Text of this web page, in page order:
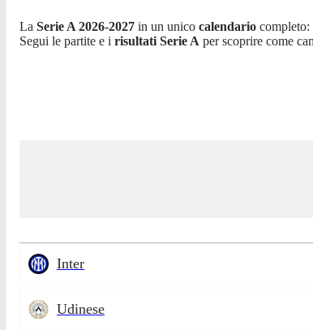
La Serie A 2026-2027 in un unico calendario
Segui le partite e i risultati Serie A per scoprire come
Inter
Udinese